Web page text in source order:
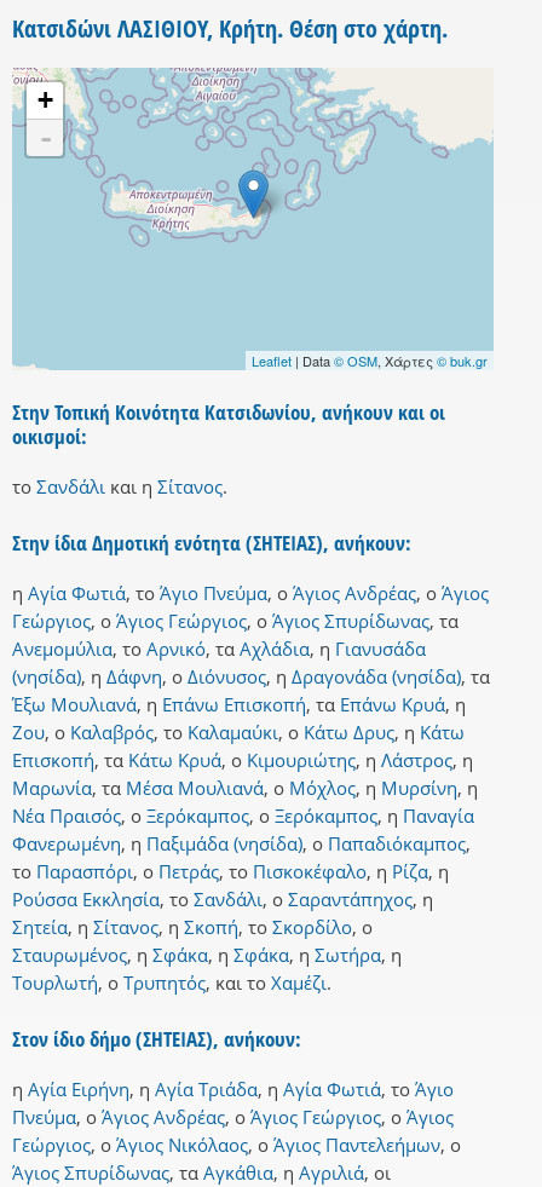
Κατσιδώνι ΛΑΣΙΘΙΟΥ, Κρήτη. Θέση στο χάρτη.
+
-
Leaflet | Data© OSM, Χάρτες © buk.gr
Στην Τοπική Κοινότητα Κατσιδωνίου, ανήκουν και οι
οικισμοί:
το Σανδάλι και η Σίτανος.
Στην ίδια Δημοτική ενότητα (ΣΗΤΕΙΑΣ), ανήκουν:
η Αγία Φωτιά, το Άγιο Πνεύμα, ο Άγιος Ανδρέας, ο Άγιος
Γεώργιος, ο Άγιος Γεώργιος, ο Άγιος Σπυρίδωνας, τα
Ανεμομύλια, το Αρνικό, τα Αχλάδια, η Γιανυσάδα
(νησίδα), η Δάφνη, ο Διόνυσος, η Δραγονάδα (νησίδα), τα
Έξω Μουλιανά, η Επάνω Επισκοπή, τα Επάνω Κρυά, η
Ζου, ο Καλαβρός, το Καλαμαύκι, ο Κάτω Δρυς, η Κάτω
Επισκοπή, τα Κάτω Κρυά, ο Κιμουριώτης, η Λάστρος, η
Μαρωνία, τα Μέσα Μουλιανά, ο Μόχλος, η Μυρσίνη, η
Νέα Πραισός, ο Ξερόκαμπος, ο Ξερόκαμπος, η Παναγία
Φανερωμένη, η Παξιμάδα (νησίδα), ο Παπαδιόκαμπος,
το Παρασπόρι, ο Πετράς, το Πισκοκέφαλο, η Ρίζα, η
Ρούσσα Εκκλησία, το Σανδάλι, ο Σαραντάπηχος, η
Σητεία, η Σίτανος, η Σκοπή, το Σκορδίλο, ο
Σταυρωμένος, η Σφάκα, η Σφάκα, η Σωτήρα, η
Τουρλωτή, ο Τρυπητός, και το Χαμέζι.
Στον ίδιο δήμο (ΣΗΤΕΙΑΣ), ανήκουν:
η Αγία Ειρήνη, η Αγία Τριάδα, η Αγία Φωτιά, το Άγιο
Πνεύμα, ο Άγιος Ανδρέας, ο Άγιος Γεώργιος, ο Άγιος
Γεώργιος, ο Άγιος Νικόλαος, ο Άγιος Παντελεήμων, ο
Άγιος Σπυρίδωνας, τα Αγκάθια, η Αγριλιά, οι